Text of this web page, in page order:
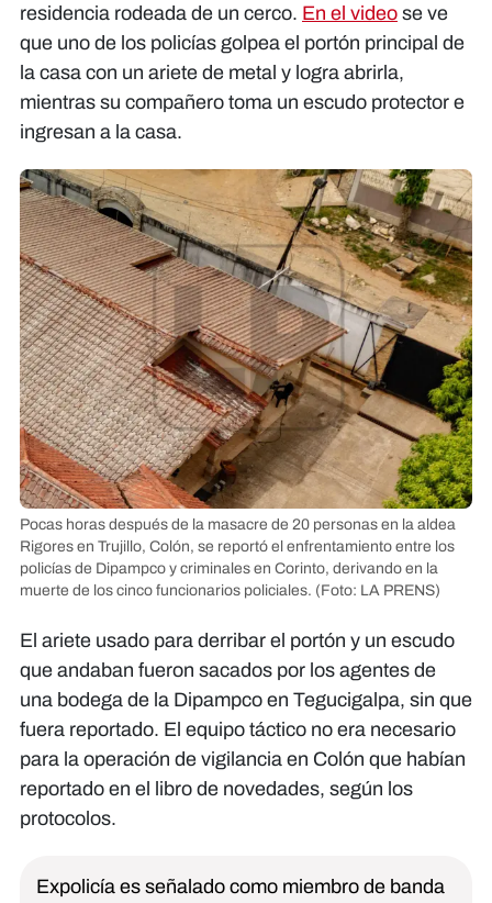
residencia rodeada de un cerco. En el video se ve
que uno de los policías golpea el portón principal de
la casa con un ariete de metal y logra abrirla,
mientras su compañero toma un escudo protector e
ingresan a la casa.
Pocas horas después de la masacre de 20 personas en la aldea
Rigores en Trujillo, Colón, se reportó el enfrentamiento entre los
policías de Dipampco y criminales en Corinto, derivando en la
muerte de los cinco funcionarios policiales. (Foto: LA PRENS)
El ariete usado para derribar el portón y un escudo
que andaban fueron sacados por los agentes de
una bodega de la Dipampco en Tegucigalpa, sin que
fuera reportado. El equipo táctico no era necesario
para la operación de vigilancia en Colón que habían
reportado en el libro de novedades, según los
protocolos.
Expolicía es señalado como miembro de banda